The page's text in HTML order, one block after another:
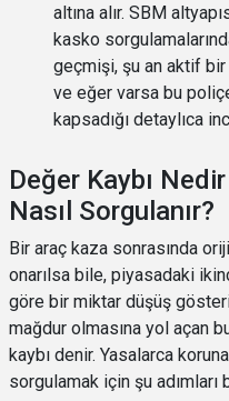
altına alır. SBM
kasko
geçmişi, şu an aktif
ve eğer varsa bu
kapsadığı detaylıca
Değer Kaybı
Nasıl Sorgulanır?
Bir araç kaza sonrasında
onarılsa bile, piyasadaki
göre bir miktar düşüş
mağdur olmasına yol açan
kaybı denir. Yasalarca
sorgulamak için şu